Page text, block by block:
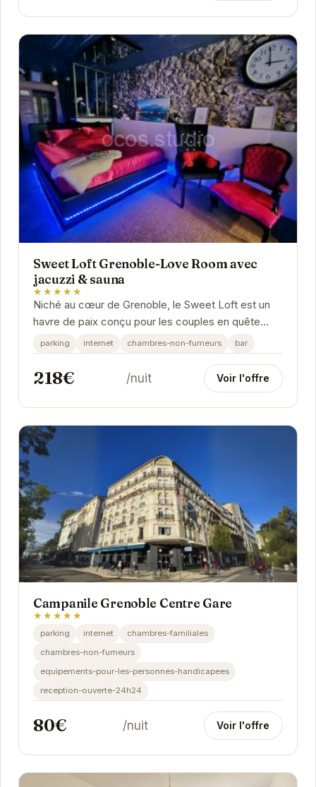
Sweet Loft Grenoble-Love Room avec
jacuzzi & sauna
★★★★★
Niché au cœur de Grenoble, le Sweet Loft est un
havre de paix conçu pour les couples en quête
d'intimité et de détente. Son jacuzzi et son...
parking internet chambres-non-fumeurs bar
218€ /nuit Voir l'offre
Campanile Grenoble Centre Gare
★★★★★
parking internet
chambres-familiales
chambres-non-fumeurs
equipements-pour-les-personnes-handicapees
reception-ouverte-24h24
80€ /nuit Voir l'offre